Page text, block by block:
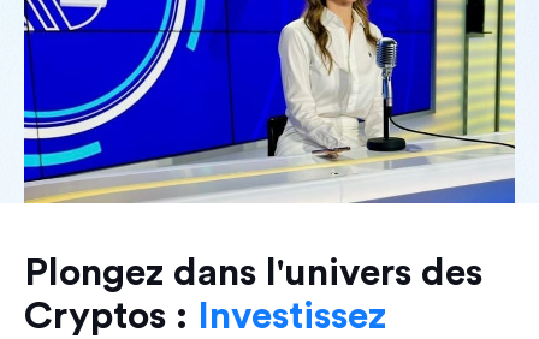
Plongez dans l'univers des
Cryptos :
Investissez